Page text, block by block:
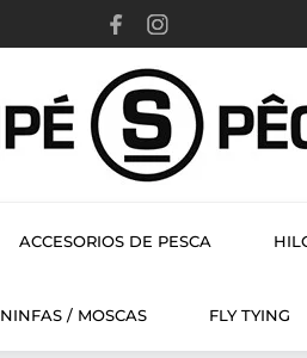
ACCESORIOS DE PESCA
NINFAS / MOSCAS FLY TYING